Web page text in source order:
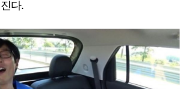
다.